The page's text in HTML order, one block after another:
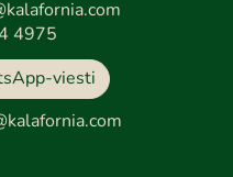
4975
viesti